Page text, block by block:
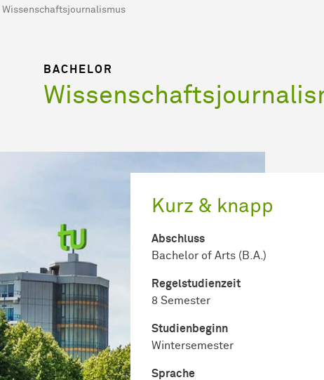
hier:
Wissenschaftsjournalismus
BACHELOR
Kurz & knapp
Abschluss
Bachelor of Arts (B.A.)
Regel­studienzeit
8 Semester
Studienbeginn
Wintersemester
Sprache